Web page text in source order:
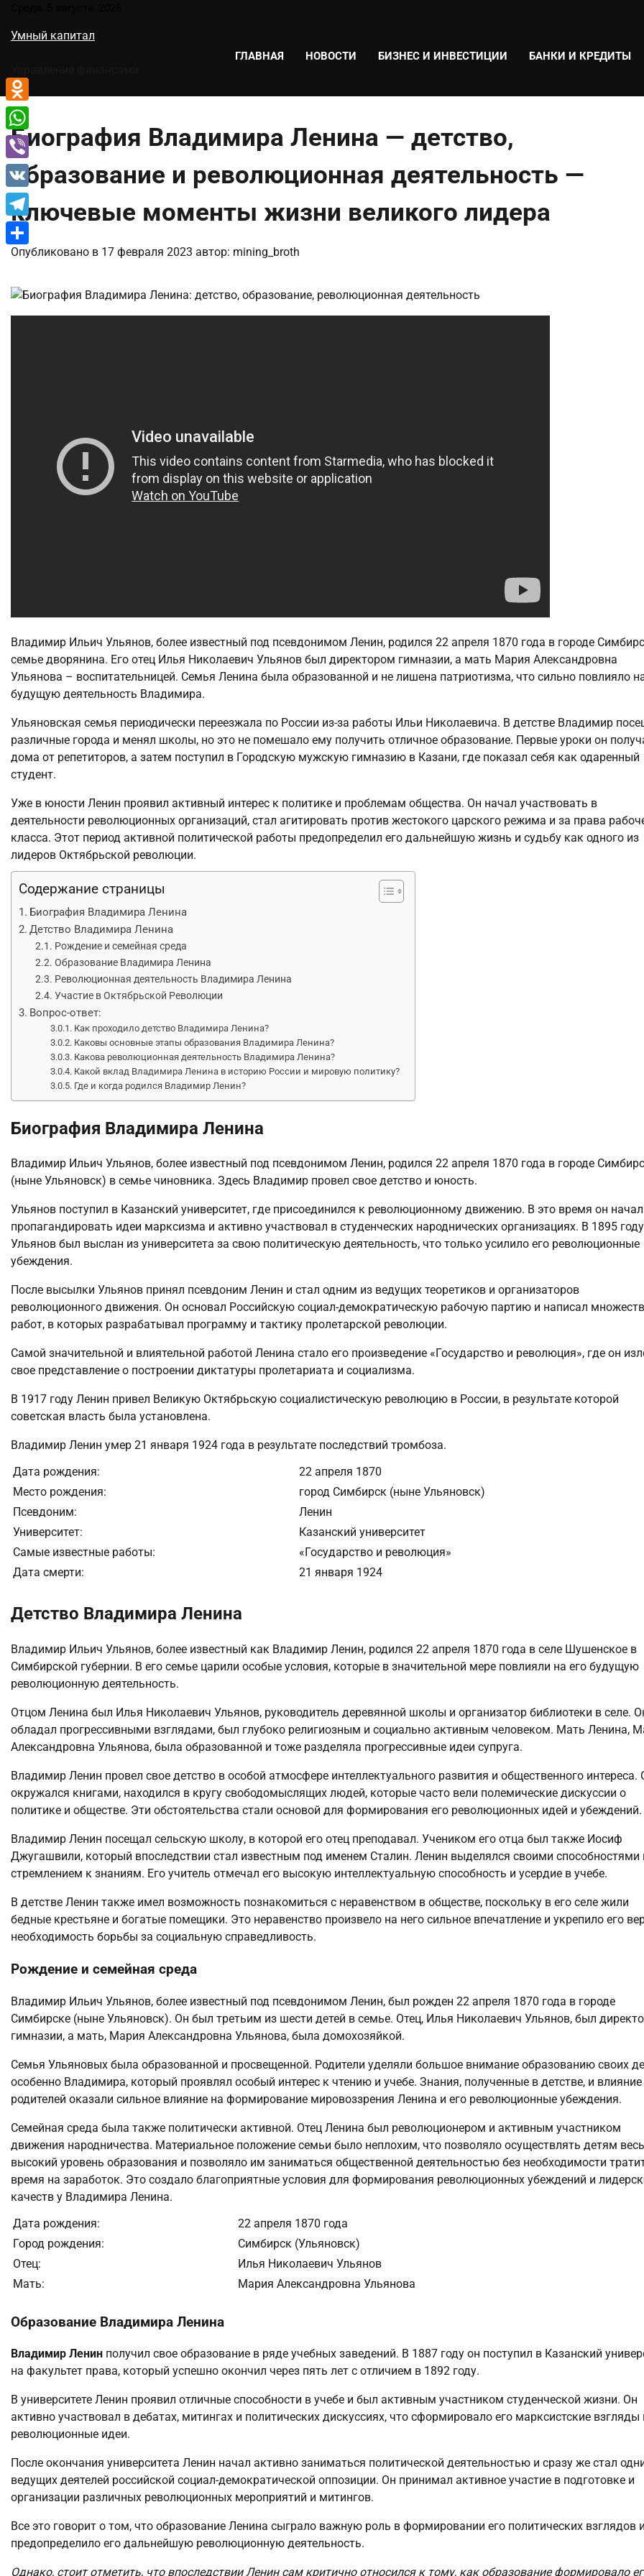
содержимому
Умный капитал
ГЛАВНАЯ НОВОСТИ БИЗНЕС И ИНВЕСТИЦИИ БАНКИ И КРЕДИТЫ
Биография Владимира Ленина — детство,
образование и революционная деятельность —
ключевые моменты жизни великого лидера
Опубликовано в 17 февраля 2023 автор: mining_broth
Владимир Ильич Ульянов, более известный под псевдонимом Ленин, родился 22 апреля 1870 года в городе
семье дворянина. Его отец Илья Николаевич Ульянов был директором гимназии, а мать Мария Александровна
Ульянова – воспитательницей. Семья Ленина была образованной и не лишена патриотизма, что сильно повлияло
будущую деятельность Владимира.
Ульяновская семья периодически переезжала по России из-за работы Ильи Николаевича. В детстве Владимир
различные города и менял школы, но это не помешало ему получить отличное образование. Первые уроки он
дома от репетиторов, а затем поступил в Городскую мужскую гимназию в Казани, где показал себя как одаренный
студент.
Уже в юности Ленин проявил активный интерес к политике и проблемам общества. Он начал участвовать в
деятельности революционных организаций, стал агитировать против жестокого царского режима и за права
класса. Этот период активной политической работы предопределил его дальнейшую жизнь и судьбу как одного из
лидеров Октябрьской революции.
Содержание страницы
Биография Владимира Ленина
Детство Владимира Ленина
Рождение и семейная среда
Образование Владимира Ленина
Революционная деятельность Владимира Ленина
Участие в Октябрьской Революции
Вопрос-ответ:
Как проходило детство Владимира Ленина?
Каковы основные этапы образования Владимира Ленина?
Какова революционная деятельность Владимира Ленина?
Какой вклад Владимира Ленина в историю России и мировую политику?
Где и когда родился Владимир Ленин?
Биография Владимира Ленина
Владимир Ильич Ульянов, более известный под псевдонимом Ленин, родился 22 апреля 1870 года в городе
(ныне Ульяновск) в семье чиновника. Здесь Владимир провел свое детство и юность.
Ульянов поступил в Казанский университет, где присоединился к революционному движению. В это время он начал
пропагандировать идеи марксизма и активно участвовал в студенческих народнических организациях. В 1895 году
Ульянов был выслан из университета за свою политическую деятельность, что только усилило его революционные
убеждения.
После высылки Ульянов принял псевдоним Ленин и стал одним из ведущих теоретиков и организаторов
революционного движения. Он основал Российскую социал-демократическую рабочую партию и написал
работ, в которых разрабатывал программу и тактику пролетарской революции.
Самой значительной и влиятельной работой Ленина стало его произведение «Государство и революция», где он
свое представление о построении диктатуры пролетариата и социализма.
В 1917 году Ленин привел Великую Октябрьскую социалистическую революцию в России, в результате которой
советская власть была установлена.
Владимир Ленин умер 21 января 1924 года в результате последствий тромбоза.
Дата рождения:
22 апреля 1870
Место рождения:
город Симбирск (ныне Ульяновск)
Псевдоним:
Ленин
Университет:
Казанский университет
Самые известные работы:
«Государство и революция»
Дата смерти:
21 января 1924
Детство Владимира Ленина
Владимир Ильич Ульянов, более известный как Владимир Ленин, родился 22 апреля 1870 года в селе Шушенское в
Симбирской губернии. В его семье царили особые условия, которые в значительной мере повлияли на его будущую
революционную деятельность.
Отцом Ленина был Илья Николаевич Ульянов, руководитель деревянной школы и организатор библиотеки в селе.
обладал прогрессивными взглядами, был глубоко религиозным и социально активным человеком. Мать Ленина,
Александровна Ульянова, была образованной и тоже разделяла прогрессивные идеи супруга.
Владимир Ленин провел свое детство в особой атмосфере интеллектуального развития и общественного интереса.
окружался книгами, находился в кругу свободомыслящих людей, которые часто вели полемические дискуссии о
политике и обществе. Эти обстоятельства стали основой для формирования его революционных идей и убеждений.
Владимир Ленин посещал сельскую школу, в которой его отец преподавал. Учеником его отца был также Иосиф
Джугашвили, который впоследствии стал известным под именем Сталин. Ленин выделялся своими способностями
стремлением к знаниям. Его учитель отмечал его высокую интеллектуальную способность и усердие в учебе.
В детстве Ленин также имел возможность познакомиться с неравенством в обществе, поскольку в его селе жили
бедные крестьяне и богатые помещики. Это неравенство произвело на него сильное впечатление и укрепило его
необходимость борьбы за социальную справедливость.
Рождение и семейная среда
Владимир Ильич Ульянов, более известный под псевдонимом Ленин, был рожден 22 апреля 1870 года в городе
Симбирске (ныне Ульяновск). Он был третьим из шести детей в семье. Отец, Илья Николаевич Ульянов, был
гимназии, а мать, Мария Александровна Ульянова, была домохозяйкой.
Семья Ульяновых была образованной и просвещенной. Родители уделяли большое внимание образованию своих
особенно Владимира, который проявлял особый интерес к чтению и учебе. Знания, полученные в детстве, и влияние
родителей оказали сильное влияние на формирование мировоззрения Ленина и его революционные убеждения.
Семейная среда была также политически активной. Отец Ленина был революционером и активным участником
движения народничества. Материальное положение семьи было неплохим, что позволяло осуществлять детям
высокий уровень образования и позволяло им заниматься общественной деятельностью без необходимости
время на заработок. Это создало благоприятные условия для формирования революционных убеждений и
качеств у Владимира Ленина.
Дата рождения:
22 апреля 1870 года
Город рождения:
Симбирск (Ульяновск)
Отец:
Илья Николаевич Ульянов
Мать:
Мария Александровна Ульянова
Образование Владимира Ленина
Владимир Ленин получил свое образование в ряде учебных заведений. В 1887 году он поступил в Казанский
на факультет права, который успешно окончил через пять лет с отличием в 1892 году.
В университете Ленин проявил отличные способности в учебе и был активным участником студенческой жизни. Он
активно участвовал в дебатах, митингах и политических дискуссиях, что сформировало его марксистские взгляды
революционные идеи.
После окончания университета Ленин начал активно заниматься политической деятельностью и сразу же стал
ведущих деятелей российской социал-демократической оппозиции. Он принимал активное участие в подготовке и
организации различных революционных мероприятий и митингов.
Все это говорит о том, что образование Ленина сыграло важную роль в формировании его политических взглядов и
предопределило его дальнейшую революционную деятельность.
Однако, стоит отметить, что впоследствии Ленин сам критично относился к тому, как образование формировало
Odnoklassniki
WhatsApp
Viber
VK
Telegram
Отправить